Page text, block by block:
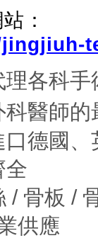
：
理各科
科醫師的
口德國
全
/ 骨板 /
供應